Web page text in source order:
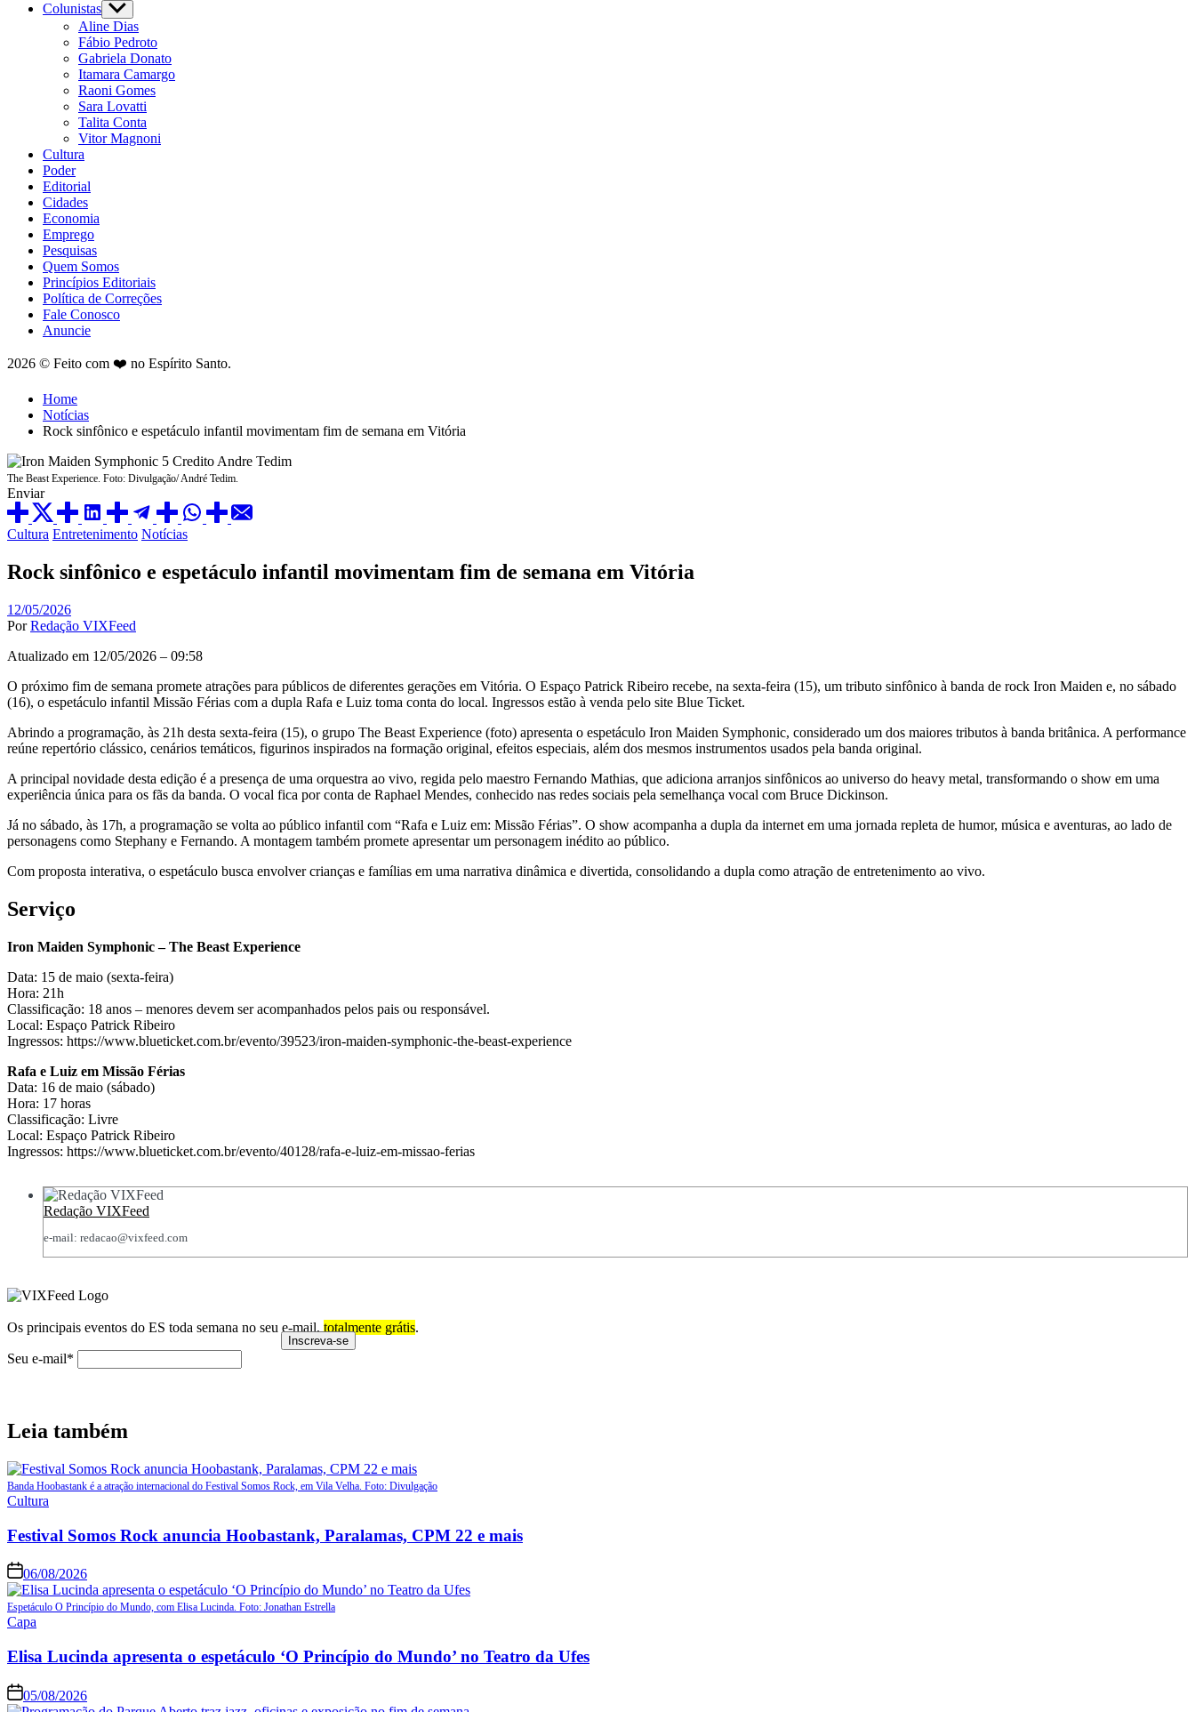
Colunistas Show
sub
menu
Aline Dias
Fábio Pedroto
Gabriela Donato
Itamara Camargo
Raoni Gomes
Sara Lovatti
Talita Conta
Vitor Magnoni
Cultura
Poder
Editorial
Cidades
Economia
Emprego
Pesquisas
Quem Somos
Princípios Editoriais
Política de Correções
Fale Conosco
Anuncie
2026 © Feito com ❤️ no Espírito Santo.
Home
Notícias
Rock sinfônico e espetáculo infantil movimentam fim de semana em Vitória
The Beast Experience. Foto: Divulgação/ André Tedim.
Enviar
Posted
Cultura Entretenimento Notícias
Rock sinfônico e espetáculo infantil movimentam fim de semana em Vitória
12/05/2026
Por Redação VIXFeed
Atualizado em 12/05/2026 – 09:58
O próximo fim de semana promete atrações para públicos de diferentes gerações em Vitória. O Espaço Patrick Ribeiro recebe, na sexta-feira (15), um tributo sinfônico à banda de rock Iron Maiden e, no sábado
(16), o espetáculo infantil Missão Férias com a dupla Rafa e Luiz toma conta do local. Ingressos estão à venda pelo site Blue Ticket.
Abrindo a programação, às 21h desta sexta-feira (15), o grupo The Beast Experience (foto) apresenta o espetáculo Iron Maiden Symphonic, considerado um dos maiores tributos à banda britânica. A performance
reúne repertório clássico, cenários temáticos, figurinos inspirados na formação original, efeitos especiais, além dos mesmos instrumentos usados pela banda original.
A principal novidade desta edição é a presença de uma orquestra ao vivo, regida pelo maestro Fernando Mathias, que adiciona arranjos sinfônicos ao universo do heavy metal, transformando o show em uma
experiência única para os fãs da banda. O vocal fica por conta de Raphael Mendes, conhecido nas redes sociais pela semelhança vocal com Bruce Dickinson.
Já no sábado, às 17h, a programação se volta ao público infantil com “Rafa e Luiz em: Missão Férias”. O show acompanha a dupla da internet em uma jornada repleta de humor, música e aventuras, ao lado de
personagens como Stephany e Fernando. A montagem também promete apresentar um personagem inédito ao público.
Com proposta interativa, o espetáculo busca envolver crianças e famílias em uma narrativa dinâmica e divertida, consolidando a dupla como atração de entretenimento ao vivo.
Serviço
Iron Maiden Symphonic – The Beast Experience
Data: 15 de maio (sexta-feira)
Hora: 21h
Classificação: 18 anos – menores devem ser acompanhados pelos pais ou responsável.
Local: Espaço Patrick Ribeiro
Ingressos: https://www.blueticket.com.br/evento/39523/iron-maiden-symphonic-the-beast-experience
Rafa e Luiz em Missão Férias
Data: 16 de maio (sábado)
Hora: 17 horas
Classificação: Livre
Local: Espaço Patrick Ribeiro
Ingressos: https://www.blueticket.com.br/evento/40128/rafa-e-luiz-em-missao-ferias
Redação VIXFeed
e-mail: redacao@vixfeed.com
Os principais eventos do ES toda semana no seu e-mail, totalmente grátis.
Seu e-mail*
Leia também
Banda Hoobastank é a atração internacional do Festival Somos Rock, em Vila Velha. Foto: Divulgação
Posted
Cultura
Festival Somos Rock anuncia Hoobastank, Paralamas, CPM 22 e mais
06/08/2026
Espetáculo O Princípio do Mundo, com Elisa Lucinda. Foto: Jonathan Estrella
Posted
Capa
Elisa Lucinda apresenta o espetáculo ‘O Princípio do Mundo’ no Teatro da Ufes
05/08/2026